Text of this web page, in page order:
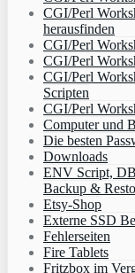
CGI/Perl
herausfinden
CGI/Perl
CGI/Perl
CGI/Perl
Scripten
CGI/Perl
Computer und
Die besten
Downloads
ENV Script,
Backup &
Etsy-Shop
Externe SSD
Fehlerseiten
Fire Tablets
Fritzbox im